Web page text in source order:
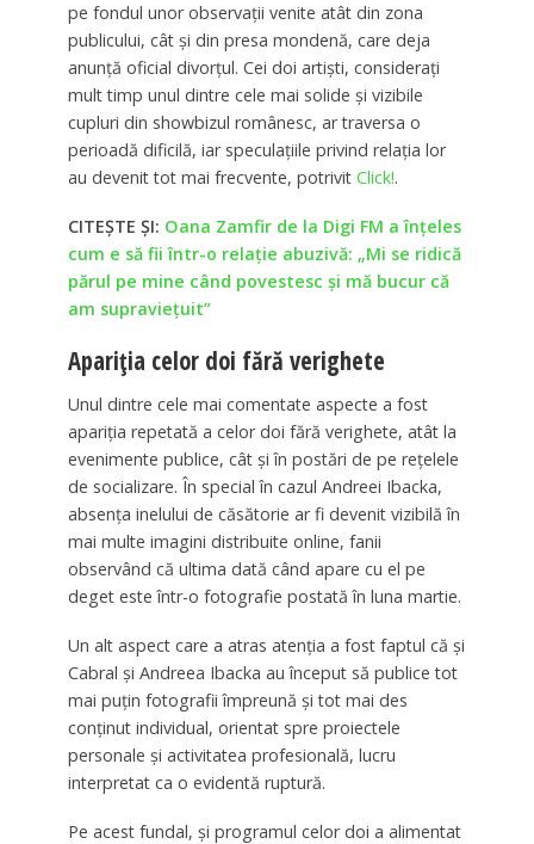
pe fondul unor observații venite atât din zona
publicului, cât și din presa mondenă, care deja
anunţă oficial divorţul. Cei doi artişti, considerați
mult timp unul dintre cele mai solide și vizibile
cupluri din showbizul românesc, ar traversa o
perioadă dificilă, iar speculațiile privind relația lor
au devenit tot mai frecvente, potrivit Click!.
CITEȘTE ȘI: Oana Zamfir de la Digi FM a înțeles
cum e să fii într-o relație abuzivă: „Mi se ridică
părul pe mine când povestesc și mă bucur că
am supraviețuit”
Apariția celor doi fără verighete
Unul dintre cele mai comentate aspecte a fost
apariția repetată a celor doi fără verighete, atât la
evenimente publice, cât și în postări de pe rețelele
de socializare. În special în cazul Andreei Ibacka,
absența inelului de căsătorie ar fi devenit vizibilă în
mai multe imagini distribuite online, fanii
observând că ultima dată când apare cu el pe
deget este într-o fotografie postată în luna martie.
Un alt aspect care a atras atenţia a fost faptul că şi
Cabral și Andreea Ibacka au început să publice tot
mai puţin fotografii împreună şi tot mai des
conținut individual, orientat spre proiectele
personale și activitatea profesională, lucru
interpretat ca o evidentă ruptură.
Pe acest fundal, și programul celor doi a alimentat